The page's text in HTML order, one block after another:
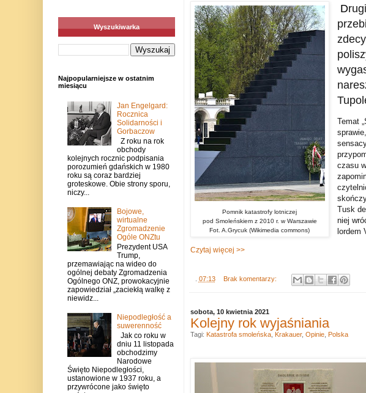
Pomnik katastrofy lotniczej
pod Smoleńskiem z 2010 r. w Warszawie
Fot. A.Grycuk (Wikimedia commons)
D
Temat
czasu
Tusk
niej
lordem
Czytaj więcej >>
07:13 Brak komentarzy:
sobota, 10 kwietnia 2021
Kolejny rok wyjaśniania
Tagi: Katastrofa smoleńska, Krakauer, Opinie, Polska
Wyszukiwarka
Najpopularniejsze w ostatnim
miesiącu
Jan Engelgard:
Rocznica
Solidarności i
Gorbaczow
Z roku na rok
obchody
kolejnych rocznic podpisania
porozumień gdańskich w 1980
roku są coraz bardziej
groteskowe. Obie strony sporu,
niczy...
Bojowe,
wirtualne
Zgromadzenie
Ogóle ONZtu
Prezydent USA
Trump,
przemawiając na wideo do
ogólnej debaty Zgromadzenia
Ogólnego ONZ, prowokacyjnie
zapowiedział „zaciekłą walkę z
niewidz...
Niepodległość a
suwerenność
Jak co roku w
dniu 11 listopada
obchodzimy
Narodowe
Święto Niepodległości,
ustanowione w 1937 roku, a
przywrócone jako święto